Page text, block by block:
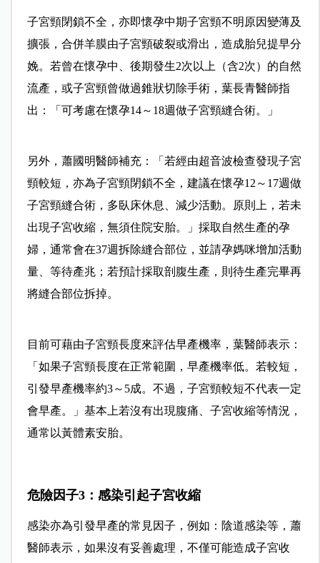
子宮頸閉鎖不全，亦即懷孕中期子宮頸不明原因變薄及
擴張，合併羊膜由子宮頸破裂或滑出，造成胎兒提早分
娩。若曾在懷孕中、後期發生2次以上（含2次）的自然
流產，或子宮頸曾做過錐狀切除手術，葉長青醫師指
出：「可考慮在懷孕14～18週做子宮頸縫合術。」
另外，蕭國明醫師補充：「若經由超音波檢查發現子宮
頸較短，亦為子宮頸閉鎖不全，建議在懷孕12～17週做
子宮頸縫合術，多臥床休息、減少活動。原則上，若未
出現子宮收縮，無須住院安胎。」採取自然生產的孕
婦，通常會在37週拆除縫合部位，並請孕媽咪增加活動
量、等待產兆；若預計採取剖腹生產，則待生產完畢再
將縫合部位拆掉。
目前可藉由子宮頸長度來評估早產機率，葉醫師表示：
「如果子宮頸長度在正常範圍，早產機率低。若較短，
引發早產機率約3～5成。不過，子宮頸較短不代表一定
會早產。」基本上若沒有出現腹痛、子宮收縮等情況，
通常以黃體素安胎。
危險因子3：感染引起子宮收縮
感染亦為引發早產的常見因子，例如：陰道感染等，蕭
醫師表示，如果沒有妥善處理，不僅可能造成子宮收